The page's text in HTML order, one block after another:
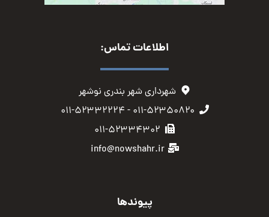
اطلاعات تماس:
شهرداری شهر بندری نوشهر
۰۱۱-۵۲۳۵۰۸۲۰ - ۰۱۱-۵۲۳۳۲۲۲۴
۰۱۱-۵۲۳۳۴۳۰۲
info@nowshahr.ir
پیوندها